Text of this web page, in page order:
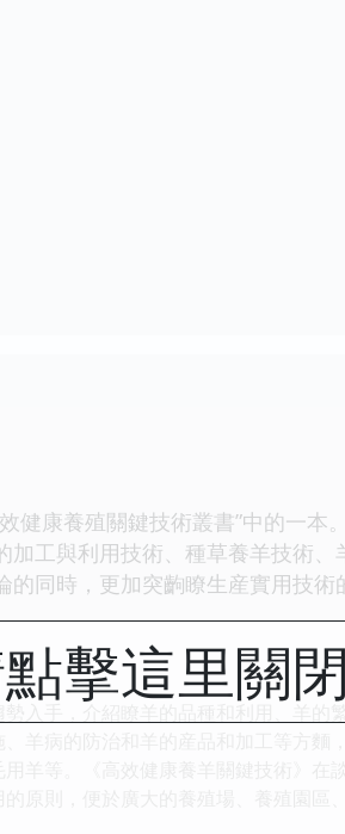
康養殖關鍵技術叢書”中的一本
工與利用技術、種草養羊技術
同時，更加突齣瞭生産實用技術
手，介紹瞭羊的品種和利用、羊的
擊這里關